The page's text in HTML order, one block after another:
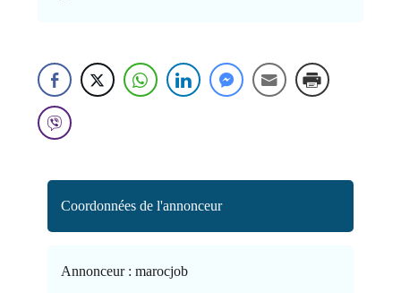
Coordonnées de l'annonceur
Annonceur : marocjob